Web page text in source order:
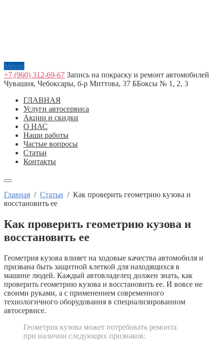
Меню
+7 (960) 312-69-67 Запись на покраску и ремонт автомобилей
Чувашия, Чебоксары, б-р Миттова, 37 ББоксы № 1, 2, 3
ГЛАВНАЯ
Услуги автосервиса
Акции и скидки
О НАС
Наши работы
Частые вопросы
Статьи
Контакты
Главная / Статьи / Как проверить геометрию кузова и
восстановить ее
Как проверить геометрию кузова и
восстановить ее
Геометрия кузова влияет на ходовые качества автомобиля и
призвана быть защитной клеткой для находящихся в
машине людей. Каждый автовладелец должен знать, как
проверить геометрию кузова и восстановить ее. И вовсе не
своими руками, а с применением современного
технологичного оборудования в специализированном
автосервисе.
Геометрия кузова может потребовать ремонта
при наличии следующих признаков: